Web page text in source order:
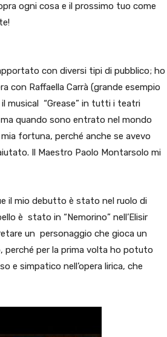
ogni cosa e il prossimo tuo come
con diversi tipi di pubblico; ho
con Raffaella Carrà (grande esempio
musical “Grease” in tutti i teatri
quando sono entrato nel mondo
fortuna, perché anche se avevo
Il Maestro Paolo Montarsolo mi
il mio debutto è stato nel ruolo di
è stato in “Nemorino” nell’Elisir
un personaggio che gioca un
perché per la prima volta ho potuto
e simpatico nell’opera lirica, che